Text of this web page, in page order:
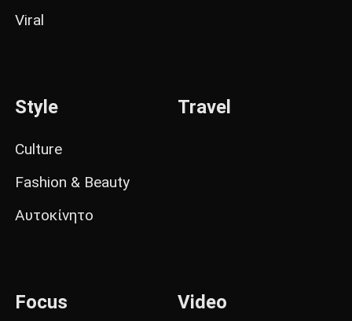
Viral
Style
Culture
Fashion & Beauty
Αυτοκίνητο
Travel
Focus Video